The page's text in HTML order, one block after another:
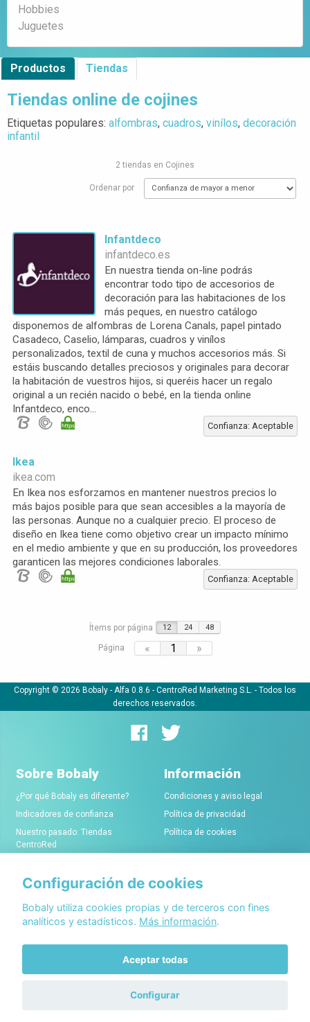
Hobbies
Juguetes
Productos Tiendas
Tiendas online de cojines
Etiquetas populares: alfombras, cuadros, vinílos, decoración
infantil
2 tiendas en Cojines
Ordenar por
Infantdeco
infantdeco.es
En nuestra tienda on-line podrás
encontrar todo tipo de accesorios de
decoración para las habitaciones de los
más peques, en nuestro catálogo
disponemos de alfombras de Lorena Canals, papel pintado
Casadeco, Caselio, lámparas, cuadros y vinílos
personalizados, textil de cuna y muchos accesorios más. Si
estáis buscando detalles preciosos y originales para decorar
la habitación de vuestros hijos, si queréis hacer un regalo
original a un recién nacido o bebé, en la tienda online
Infantdeco, enco...
Confianza: Aceptable
Ikea
ikea.com
En Ikea nos esforzamos en mantener nuestros precios lo
más bajos posible para que sean accesibles a la mayoría de
las personas. Aunque no a cualquier precio. El proceso de
diseño en Ikea tiene como objetivo crear un impacto mínimo
en el medio ambiente y que en su producción, los proveedores
garanticen las mejores condiciones laborales.
Confianza: Aceptable
Ítems por página 12 24 48
Página « 1 »
Copyright © 2026 Bobaly - Alfa 0.8.6 - CentroRed Marketing S.L. - Todos los
derechos reservados.
Sobre Bobaly
¿Por qué Bobaly es diferente?
Indicadores de confianza
Nuestro pasado: Tiendas
CentroRed
Información
Condiciones y aviso legal
Política de privacidad
Política de cookies
Comerciantes
Alta de tiendas online
Condiciones de alta
Conócenos
Acerca de Bobaly Partners
Partner eCommerce
Configuración de cookies
Bobaly utiliza cookies propias y de terceros con fines
analíticos y estadísticos. Más información.
Aceptar todas
Configurar